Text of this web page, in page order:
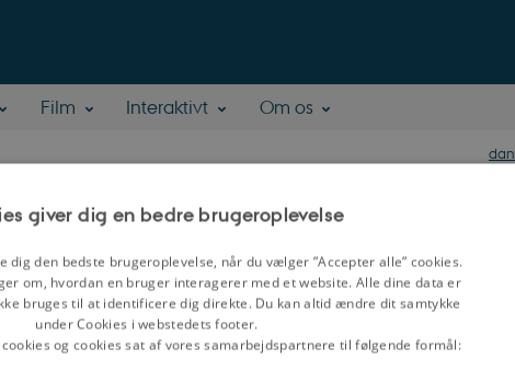
Film Interaktivt Om os
og Kommunikation, Aarhus Universitet
kommunikations- og mediehistorie, herunder bl.a.
og af netsteder
giver dig en bedre brugeroplevelse
dig den bedste brugeroplevelse, når du vælger ”Accepter alle” cookies.
om, hvordan en bruger interagerer med et website. Alle dine data er
bruges til at identificere dig direkte. Du kan altid ændre dit samtykke
under Cookies i webstedets footer.
og cookies sat af vores samarbejdspartnere til følgende formål: